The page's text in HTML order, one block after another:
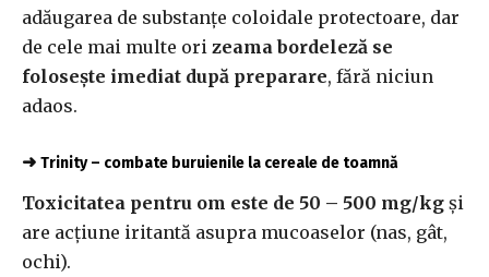
adăugarea de substanţe coloidale protectoare, dar
de cele mai multe ori zeama bordeleză se
foloseşte imediat după preparare, fără niciun
adaos.
➜ Trinity – combate buruienile la cereale de toamnă
Toxicitatea pentru om este de 50 – 500 mg/kg şi
are acţiune iritantă asupra mucoaselor (nas, gât,
ochi).